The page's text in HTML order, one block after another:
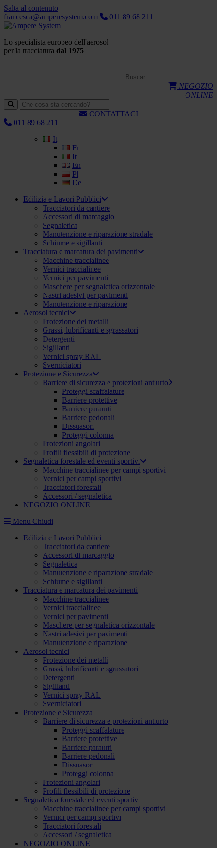
Salta al contenuto
francesca@amperesystem.com
011 89 68 211
Lo specialista europeo dell'aerosol
per la tracciatura dal 1975
NEGOZIO
ONLINE
CONTATTACI
011 89 68 211
It
Fr
It
En
Pl
De
Edilizia e Lavori Pubblici
Tracciatori da cantiere
Accessori di marcaggio
Segnaletica
Manutenzione e riparazione stradale
Schiume e sigillanti
Tracciatura e marcatura dei pavimenti
Macchine traccialinee
Vernici traccialinee
Vernici per pavimenti
Maschere per segnaletica orizzontale
Nastri adesivi per pavimenti
Manutenzione e riparazione
Aerosol tecnici
Protezione dei metalli
Grassi, lubrificanti e sgrassatori
Detergenti
Sigillanti
Vernici spray RAL
Sverniciatori
Protezione e Sicurezza
Barriere di sicurezza e protezioni antiurto
Proteggi scaffalature
Barriere protettive
Barriere paraurti
Barriere pedonali
Dissuasori
Proteggi colonna
Protezioni angolari
Profili flessibili di protezione
Segnaletica forestale ed eventi sportivi
Macchine traccialinee per campi sportivi
Vernici per campi sportivi
Tracciatori forestali
Accessori / segnaletica
NEGOZIO ONLINE
Menu Chiudi
Edilizia e Lavori Pubblici
Tracciatori da cantiere
Accessori di marcaggio
Segnaletica
Manutenzione e riparazione stradale
Schiume e sigillanti
Tracciatura e marcatura dei pavimenti
Macchine traccialinee
Vernici traccialinee
Vernici per pavimenti
Maschere per segnaletica orizzontale
Nastri adesivi per pavimenti
Manutenzione e riparazione
Aerosol tecnici
Protezione dei metalli
Grassi, lubrificanti e sgrassatori
Detergenti
Sigillanti
Vernici spray RAL
Sverniciatori
Protezione e Sicurezza
Barriere di sicurezza e protezioni antiurto
Proteggi scaffalature
Barriere protettive
Barriere paraurti
Barriere pedonali
Dissuasori
Proteggi colonna
Protezioni angolari
Profili flessibili di protezione
Segnaletica forestale ed eventi sportivi
Macchine traccialinee per campi sportivi
Vernici per campi sportivi
Tracciatori forestali
Accessori / segnaletica
NEGOZIO ONLINE